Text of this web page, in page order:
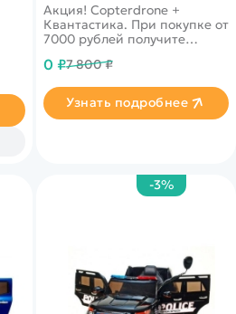
Акция! Copterdrone +
Квантастика. При покупке от
7000 рублей получите
нашего партнера
0 ₽7 800 ₽
Узнать подробнее
-3%